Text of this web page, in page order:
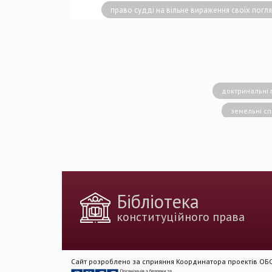
право судді на вільне вираження своїх
доктринальні
земельні
Голова
Бібліотека
конституційного права
Сайт розроблено за сприяння Координатора проектів